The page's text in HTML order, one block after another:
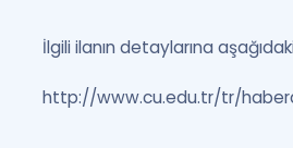
İlgili ilanın detaylarına
http://www.cu.edu.tr/tr/